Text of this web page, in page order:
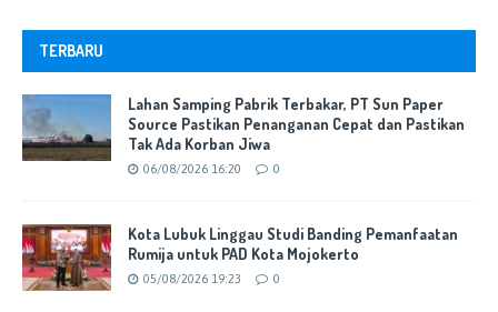
TERBARU
Lahan Samping Pabrik Terbakar, PT Sun Paper
Source Pastikan Penanganan Cepat dan Pastikan
Tak Ada Korban Jiwa
06/08/2026 16:20 0
Kota Lubuk Linggau Studi Banding Pemanfaatan
Rumija untuk PAD Kota Mojokerto
05/08/2026 19:23 0